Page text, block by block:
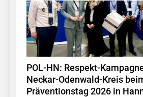
POL-HN: Respekt-
Neckar-Odenwald-Kreis
Präventionstag 2026 in